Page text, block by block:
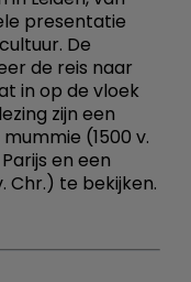
presentatie
De
de reis naar
in op de vloek
zijn een
(1500 v.
en een
Chr.) te bekijken.